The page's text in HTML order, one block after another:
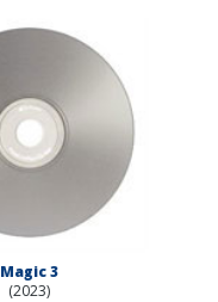
Magic 3
(2023)